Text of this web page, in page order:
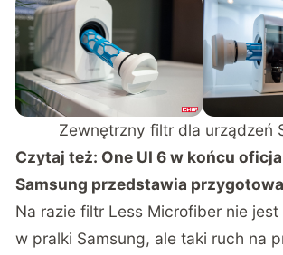
Zewnętrzny filtr dla urządzeń
Czytaj też: One UI 6 w końcu
Samsung przedstawia
Na razie filtr Less Microfiber nie
w pralki Samsung, ale taki ruch na